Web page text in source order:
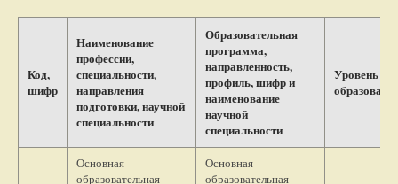
Код,
шифр
Наименование
профессии,
специальности,
направления
подготовки, научной
специальности
Образовательная
программа,
направленность,
профиль, шифр и
наименование
научной
специальности
Уровень
Основная
образовательная
Основная
образовательная